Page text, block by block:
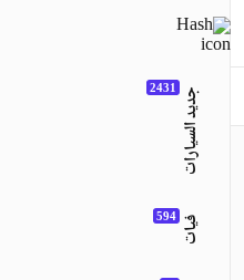
جديد السيارات
فيات